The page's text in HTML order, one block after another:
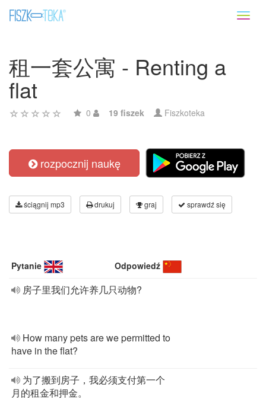
租一套公寓 - Renting a
flat
0 19 fiszek Fiszkoteka
rozpocznij naukę
ściągnij mp3 drukuj graj sprawdź się
Pytanie Odpowiedź
房子里我们允许养几只动物?
How many pets are we permitted to
have in the flat?
为了搬到房子，我必须支付第一个
月的租金和押金。